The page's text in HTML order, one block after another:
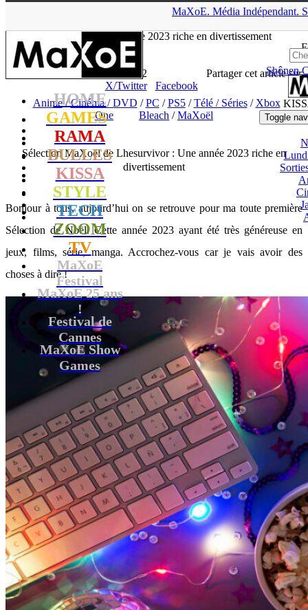
MaXoE. Média Indépendant.
HOME
GAMES
RAMA
BULLES
KISSA
STYLE
TECH
ZOOM
TV
MaXoE
Festival
MaXoE 25 ans
!
Festival de
Cannes
MaXoE Show
Games
Shônen
Toggle
Lhesurvivor : Une année 2023 riche en divertissement
- 24.12.23, 10:12
Partager cet article sur
X/Twitter
Facebook
Anime/Cinéma / DVD /PC /PS5/Télé / Séries/ Xbox
One
Bleach /MaXoël
Sélection MaXoël de Lhesurvivor : Une année 2023 riche en
divertissement
Bonjour à tous, aujourd’hui on se retrouve pour ma toute première
Sélection de Noël. Cette année 2023 ayant été très généreuse en
jeux, films, série, manga. Accrochez-vous car je vais avoir des
choses à dire !